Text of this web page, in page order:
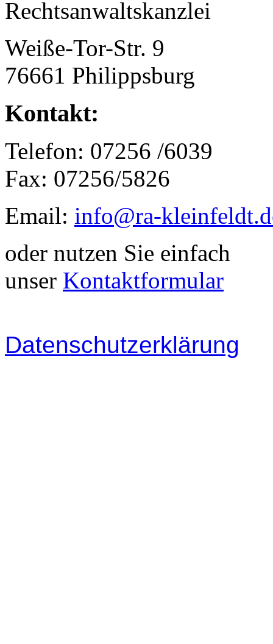
Rechtsanwaltskanzlei
Weiße-Tor-Str. 9
76661 Philippsburg
Kontakt:
Telefon: 07256 /6039
Fax: 07256/5826
Email: info@ra-
oder nutzen Sie einfach
unser Kontaktformular
Datenschutzerklärung